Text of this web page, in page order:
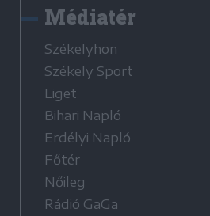
Médiatér
Székelyhon
Székely Sport
Liget
Bihari Napló
Erdélyi Napló
Főtér
Nőileg
Rádió GaGa